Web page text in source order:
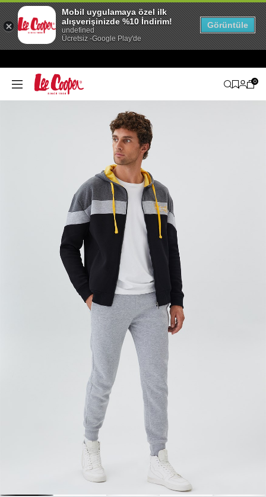
0
Mobil uygulamaya özel ilk
alışverişinizde %10 İndirim!
undefined
Ücretsiz -Google Play'de
Görüntüle